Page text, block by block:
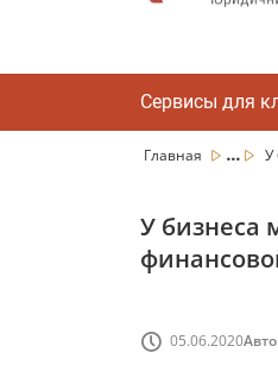
Сервисы для
Главная ... У
У бизнеса
05.06.2020